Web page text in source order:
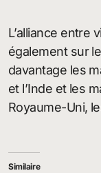
L’alliance entre
également sur
davantage les
et l’Inde et les
Royaume-Uni,
Similaire